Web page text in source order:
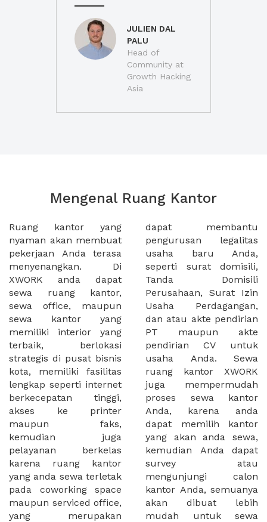
JULIEN DAL
PALU
Head of
Community at
Growth Hacking
Asia
Mengenal Ruang Kantor
Ruang kantor yang
nyaman akan membuat
pekerjaan Anda terasa
menyenangkan. Di
XWORK anda dapat
sewa ruang kantor,
sewa office, maupun
sewa kantor yang
memiliki interior yang
terbaik, berlokasi
strategis di pusat bisnis
kota, memiliki fasilitas
lengkap seperti internet
berkecepatan tinggi,
akses ke printer
maupun faks,
kemudian juga
pelayanan berkelas
karena ruang kantor
yang anda sewa terletak
pada coworking space
maupun serviced office,
yang merupakan
dapat membantu
pengurusan legalitas
usaha baru Anda,
seperti surat domisili,
Tanda Domisili
Perusahaan, Surat Izin
Usaha Perdagangan,
dan atau akte pendirian
PT maupun akte
pendirian CV untuk
usaha Anda. Sewa
ruang kantor XWORK
juga mempermudah
proses sewa kantor
Anda, karena anda
dapat memilih kantor
yang akan anda sewa,
kemudian Anda dapat
survey atau
mengunjungi calon
kantor Anda, semuanya
akan dibuat lebih
mudah untuk sewa